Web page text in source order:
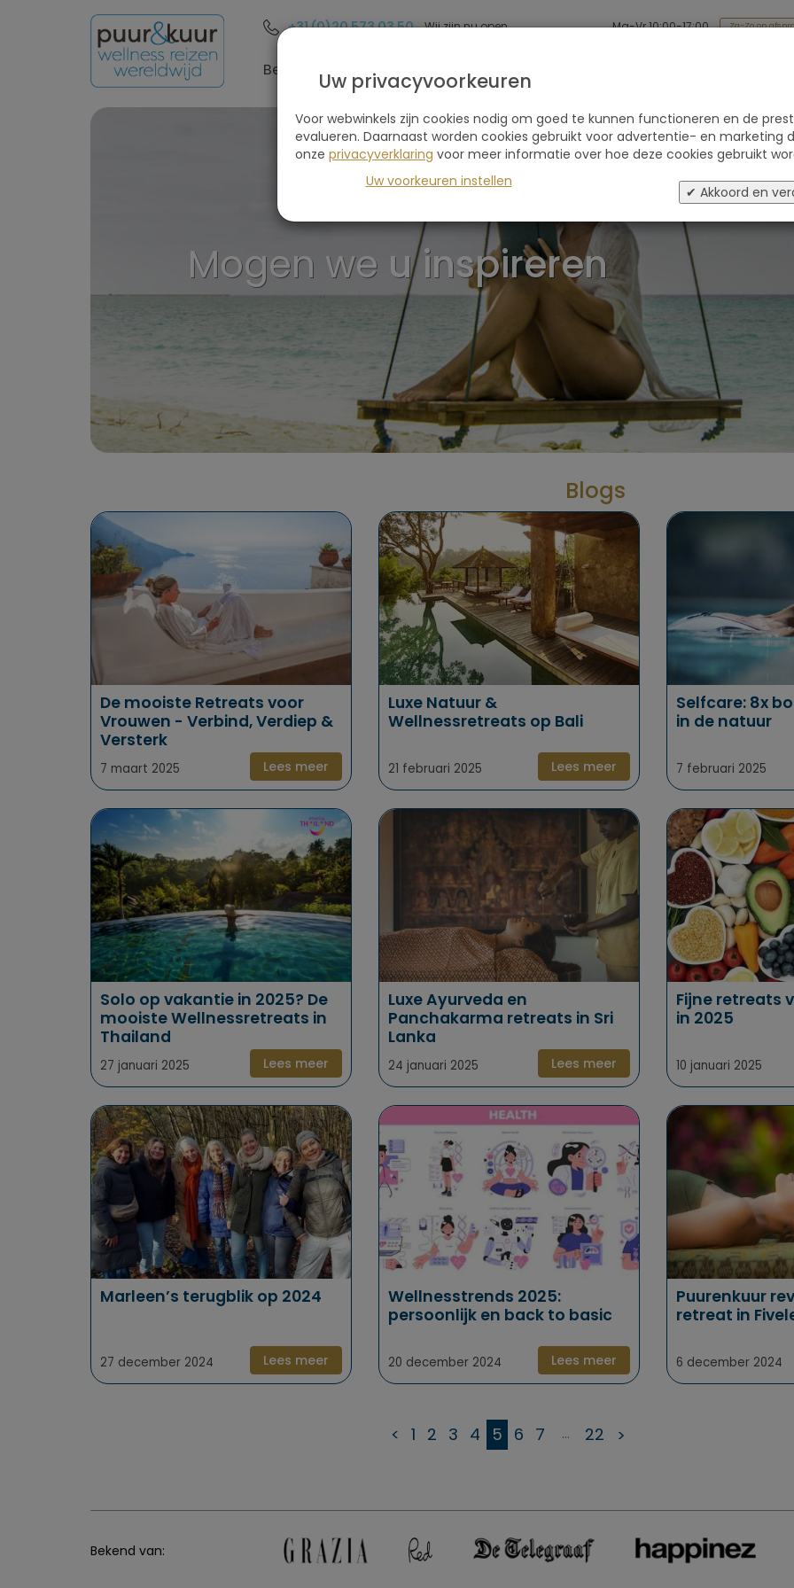
+31 (0)20 573 03 50 Wij zijn nu open Ma-Vr 10:00-17:00 Za-Zo op
Bestemmingen Soort reis
Mogen we u inspireren
Blogs
De mooiste Retreats voor
Vrouwen - Verbind, Verdiep &
Versterk
7 maart 2025 Lees meer
Luxe Natuur &
Wellnessretreats op Bali
21 februari 2025 Lees meer
Selfcare: 8x
in de natuur
7 februari 2025
Solo op vakantie in 2025? De
mooiste Wellnessretreats in
Thailand
27 januari 2025 Lees meer
Luxe Ayurveda en
Panchakarma retreats in Sri
Lanka
24 januari 2025 Lees meer
Fijne retreats
in 2025
10 januari 2025
Marleen’s terugblik op 2024
27 december 2024 Lees meer
Wellnesstrends 2025:
persoonlijk en back to basic
20 december 2024 Lees meer
Puurenkuur
retreat in
6 december 2024
< 1 2 3 4 5 6 7 ... 22 >
Bekend van:
Uw privacyvoorkeuren
Voor webwinkels zijn cookies nodig om goed te kunnen functioneren en de
evalueren. Daarnaast worden cookies gebruikt voor advertentie- en marketing
onze privacyverklaring voor meer informatie over hoe deze cookies gebruikt
Uw voorkeuren instellen
✔ Akkoord en